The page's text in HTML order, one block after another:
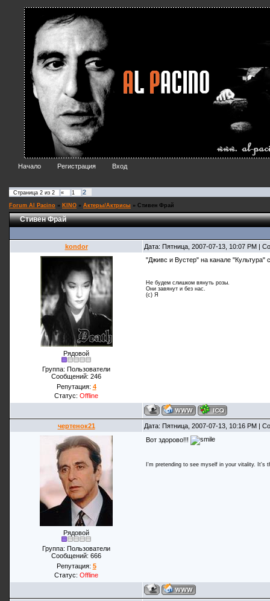
Начало Регистрация Вход
Страница 2 из 2 « 1 2
Forum Al Pacino » KINO » Актеры/Актрисы » Стивен Фрай
Стивен Фрай
kondor Дата: Пятница, 2007-07-13, 10:07 PM |
Рядовой
Группа: Пользователи
Сообщений: 246
Репутация: 4
Статус: Offline
"Дживс и Вустер" на канале "Культура"
Не будем слишком вянуть розы.
Они завянут и без нас.
(с) Я
чертенок21 Дата: Пятница, 2007-07-13, 10:16 PM |
Рядовой
Группа: Пользователи
Сообщений: 666
Репутация: 5
Статус: Offline
Вот здорово!!!
I'm pretending to see myself in your vitality. It's